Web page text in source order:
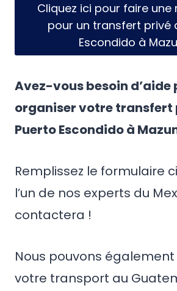
Cliquez ici pour faire une
pour un transfert privé
Escondido à
Avez-vous besoin d’aide
organiser votre transfert
Puerto Escondido à
Remplissez le formulaire
l’un de nos experts du
contactera !
Nous pouvons
votre transport au